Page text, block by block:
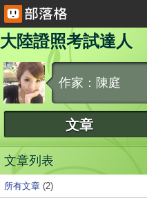
大陸證照考試達人
作家：陳庭
文章
文章列表
所有文章 (2)